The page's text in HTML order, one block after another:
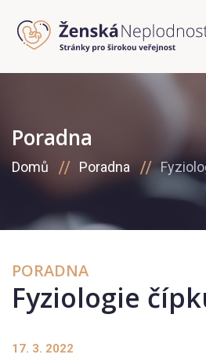
Poradna
Domů Poradna
PORADNA
Fyziologie
17. 3. 2022